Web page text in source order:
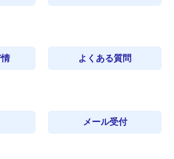
よくある質問
メール受付